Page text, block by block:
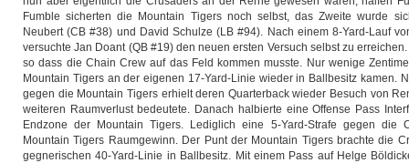
Fumble sicherten die Mountain Tigers noch selbst, das Zweite wurde
Neubert (CB #38) und David Schulze (LB #94). Nach einem 8-Yard-Lauf
versuchte Jan Doant (QB #19) den neuen ersten Versuch selbst zu
so dass die Chain Crew auf das Feld kommen musste. Nur wenige
Mountain Tigers an der eigenen 17-Yard-Linie wieder in Ballbesitz kamen.
gegen die Mountain Tigers erhielt deren Quarterback wieder Besuch von
weiteren Raumverlust bedeutete. Danach halbierte eine Offense Pass
Endzone der Mountain Tigers. Lediglich eine 5-Yard-Strafe gegen die
Mountain Tigers Raumgewinn. Der Punt der Mountain Tigers brachte die
gegnerischen 40-Yard-Linie in Ballbesitz. Mit einem Pass auf Helge